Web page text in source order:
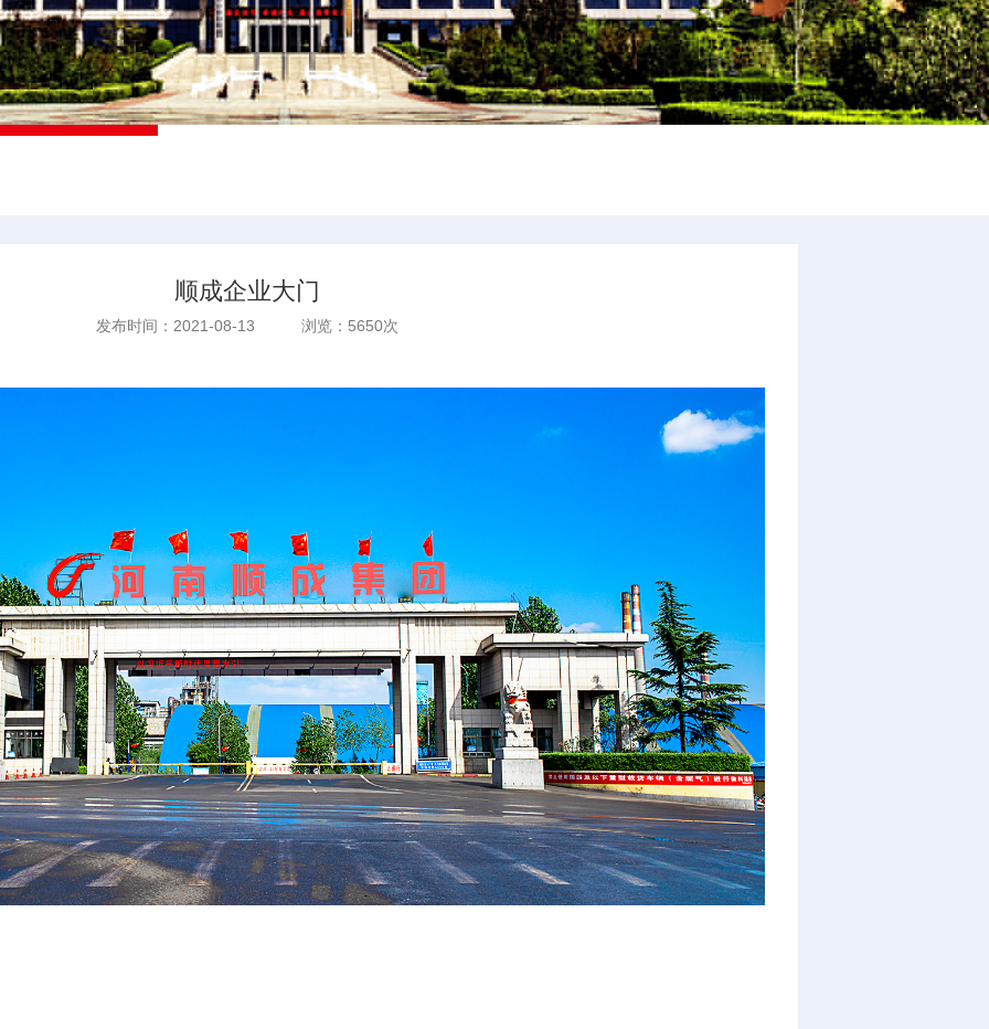
顺成企业大门
发布时间：2021-08-13 浏览：5650次